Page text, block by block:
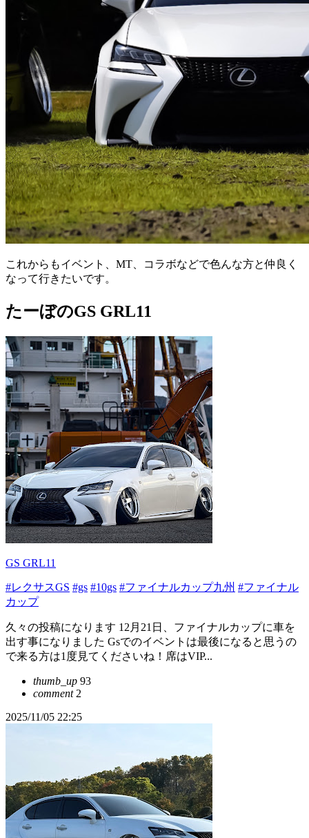
これからもイベント、MT、コラボなどで色んな方と仲良く
なって行きたいです。
たーぼのGS GRL11
GS GRL11
#レクサスGS #gs #10gs #ファイナルカップ九州 #ファイナル
カップ
久々の投稿になります 12月21日、ファイナルカップに車を
出す事になりました Gsでのイベントは最後になると思うの
で来る方は1度見てくださいね！席はVIP...
thumb_up 93
comment2
2025/11/05 22:25